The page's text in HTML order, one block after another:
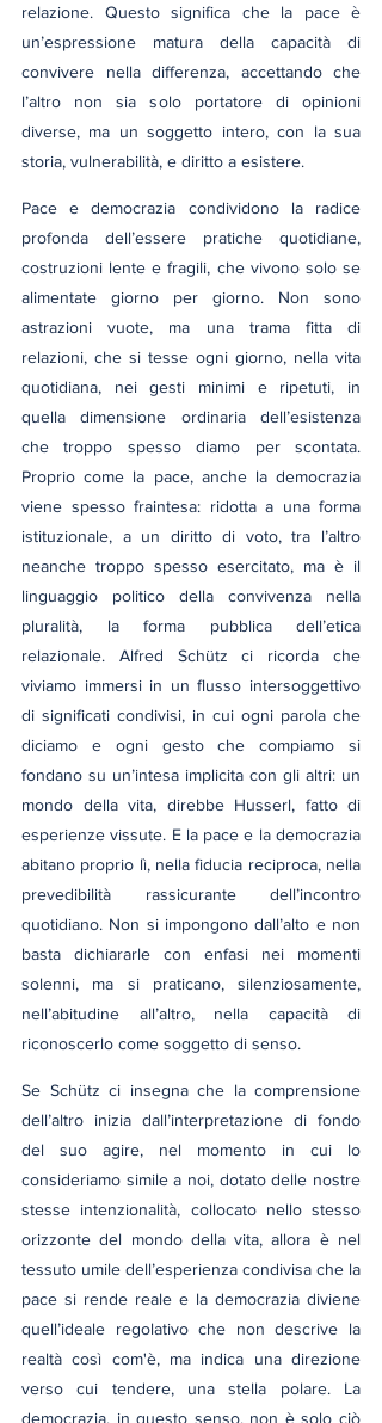
relazione. Questo significa che la pace è
un’espressione matura della capacità di
convivere nella differenza, accettando che
l’altro non sia solo portatore di opinioni
diverse, ma un soggetto intero, con la sua
storia, vulnerabilità, e diritto a esistere.
Pace e democrazia condividono la radice
profonda dell’essere pratiche quotidiane,
costruzioni lente e fragili, che vivono solo se
alimentate giorno per giorno. Non sono
astrazioni vuote, ma una trama fitta di
relazioni, che si tesse ogni giorno, nella vita
quotidiana, nei gesti minimi e ripetuti, in
quella dimensione ordinaria dell’esistenza
che troppo spesso diamo per scontata.
Proprio come la pace, anche la democrazia
viene spesso fraintesa: ridotta a una forma
istituzionale, a un diritto di voto, tra l’altro
neanche troppo spesso esercitato, ma è il
linguaggio politico della convivenza nella
pluralità, la forma pubblica dell’etica
relazionale. Alfred Schütz ci ricorda che
viviamo immersi in un flusso intersoggettivo
di significati condivisi, in cui ogni parola che
diciamo e ogni gesto che compiamo si
fondano su un’intesa implicita con gli altri: un
mondo della vita, direbbe Husserl, fatto di
esperienze vissute. E la pace e la democrazia
abitano proprio lì, nella fiducia reciproca, nella
prevedibilità rassicurante dell’incontro
quotidiano. Non si impongono dall’alto e non
basta dichiararle con enfasi nei momenti
solenni, ma si praticano, silenziosamente,
nell’abitudine all’altro, nella capacità di
riconoscerlo come soggetto di senso.
Se Schütz ci insegna che la comprensione
dell’altro inizia dall’interpretazione di fondo
del suo agire, nel momento in cui lo
consideriamo simile a noi, dotato delle nostre
stesse intenzionalità, collocato nello stesso
orizzonte del mondo della vita, allora è nel
tessuto umile dell’esperienza condivisa che la
pace si rende reale e la democrazia diviene
quell’ideale regolativo che non descrive la
realtà così com'è, ma indica una direzione
verso cui tendere, una stella polare. La
democrazia, in questo senso, non è solo ciò